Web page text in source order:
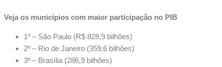
Veja os municípios com maior participação no PIB
1º – São Paulo (R$ 828,9 bilhões)
2º – Rio de Janeiro (359,6 bilhões)
3º – Brasília (286,9 bilhões)